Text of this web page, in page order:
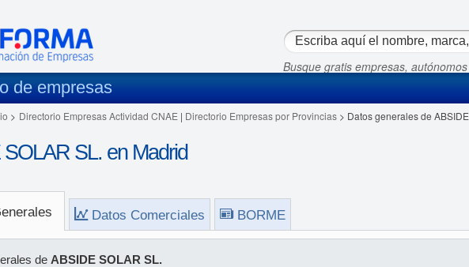
Busque gratis empresas,
de empresas
> Directorio Empresas Actividad CNAE | Directorio Empresas por Provincias> Datos generales de
SL. en Madrid
Datos Comerciales BORME
de ABSIDE SOLAR SL.